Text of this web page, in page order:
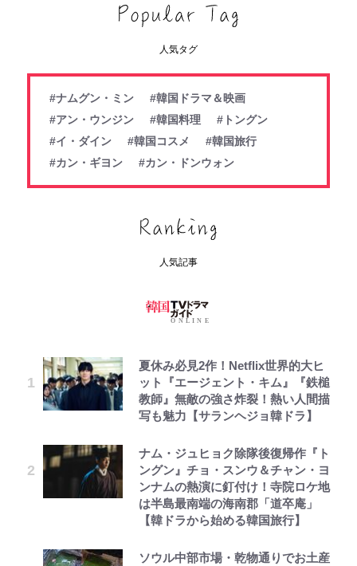
人気タグ
#ナムグン・ミン
#韓国ドラマ＆映画
#アン・ウンジン
#韓国料理
#トングン
#イ・ダイン
#韓国コスメ
#韓国旅行
#カン・ギヨン
#カン・ドンウォン
人気記事
夏休み必見2作！Netflix世界的大ヒ
ット『エージェント・キム』『鉄槌
教師』無敵の強さ炸裂！熱い人間描
写も魅力【サランヘジョ韓ドラ】
ナム・ジュヒョク除隊後復帰作『ト
ングン』チョ・スンウ＆チャン・ヨ
ンナムの熱演に釘付け！寺院ロケ地
は半島最南端の海南郡「道卒庵」
【韓ドラから始める韓国旅行】
ソウル中部市場・乾物通りでお土産